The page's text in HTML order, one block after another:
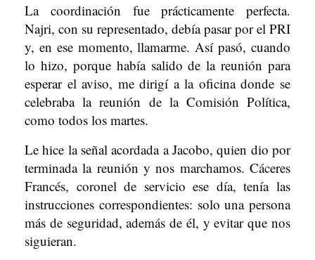
La coordinación fue prácticamente perfecta.
Najri, con su representado, debía pasar por el PRI
y, en ese momento, llamarme. Así pasó, cuando
lo hizo, porque había salido de la reunión para
esperar el aviso, me dirigí a la oficina donde se
celebraba la reunión de la Comisión Política,
como todos los martes.
Le hice la señal acordada a Jacobo, quien dio por
terminada la reunión y nos marchamos. Cáceres
Francés, coronel de servicio ese día, tenía las
instrucciones correspondientes: solo una persona
más de seguridad, además de él, y evitar que nos
siguieran.